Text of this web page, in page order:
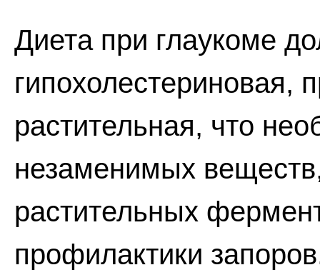
Диета при глаукоме
гипохолестериновая,
растительная, что
незаменимых
растительных
профилактики